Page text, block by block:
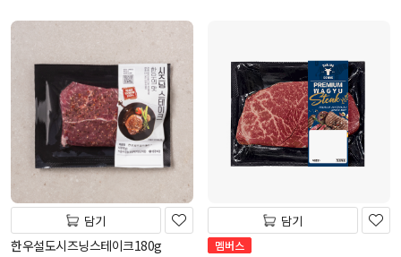
담기
한우설도시즈닝스테이크180g
담기
멤버스